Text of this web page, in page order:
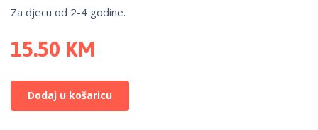
Za djecu od 2-4 godine.
15.50 KM
Dodaj u košaricu